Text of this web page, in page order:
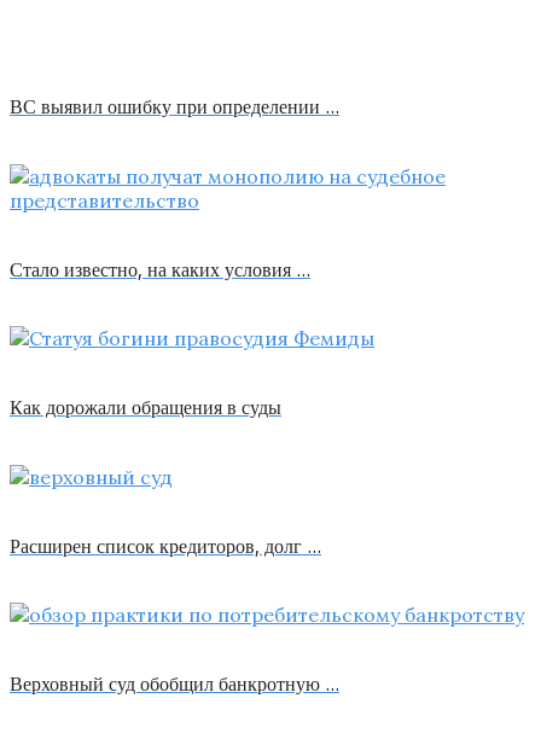
ВС выявил ошибку при определении …
Стало известно, на каких условия …
Как дорожали обращения в суды
Расширен список кредиторов, долг …
Верховный суд обобщил банкротную …